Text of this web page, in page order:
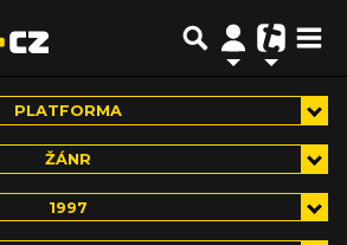
PLATFORMA
ŽÁNR
1997